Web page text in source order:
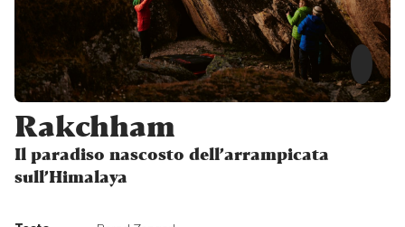
Intervista
a John
“Verm”
Sherman
Unconventional
climbers
Rakchham
Il paradiso nascosto dell’arrampicata
sull’Himalaya